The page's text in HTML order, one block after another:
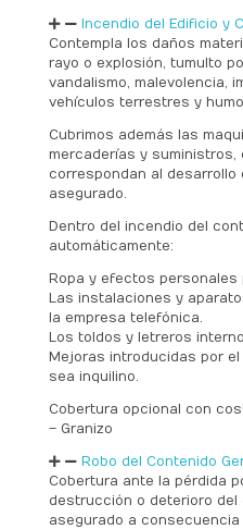
Incendio del Edificio y
Contempla los daños
rayo o explosión, tumulto
vandalismo, malevolencia,
vehículos terrestres y
Cubrimos además las
mercaderías y suministros,
correspondan al desarrollo
asegurado.
Dentro del incendio del
automáticamente:
Ropa y efectos personales
Las instalaciones y
la empresa telefónica.
Los toldos y letreros
Mejoras introducidas por
sea inquilino.
Cobertura opcional con
– Granizo
Robo del Contenido
Cobertura ante la pérdida
destrucción o deterioro del
asegurado a